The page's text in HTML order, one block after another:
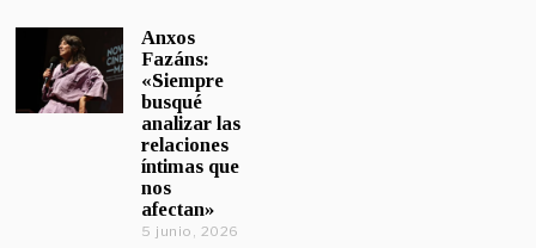
Anxos
Fazáns:
«Siempre
busqué
analizar las
relaciones
íntimas que
nos
afectan»
5 junio, 2026